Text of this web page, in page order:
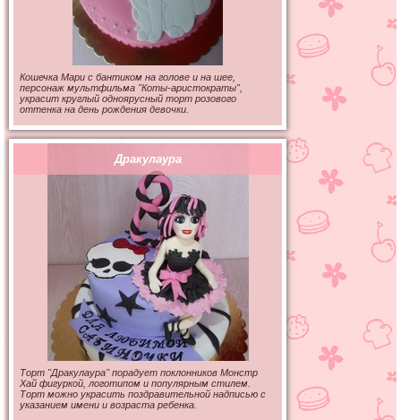
Кошечка Мари с бантиком на голове и на шее,
персонаж мультфильма "Коты-аристократы",
украсит круглый одноярусный торт розового
оттенка на день рождения девочки.
Дракулаура
Торт "Дракулаура" порадует поклонников Монстр
Хай фигуркой, логотипом и популярным стилем.
Торт можно украсить поздравительной надписью с
указанием имени и возраста ребенка.